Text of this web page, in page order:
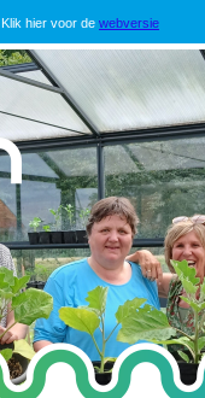
Klik hier voor de webversie